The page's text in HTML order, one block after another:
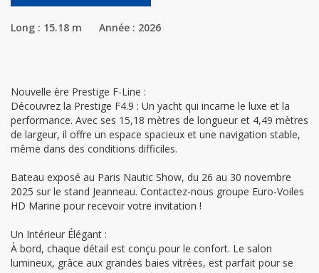
Long : 15.18 m Année : 2026
Nouvelle ère Prestige F-Line :
Découvrez la Prestige F4.9 : Un yacht qui incarne le luxe et la
performance. Avec ses 15,18 mètres de longueur et 4,49 mètres
de largeur, il offre un espace spacieux et une navigation stable,
même dans des conditions difficiles.
Bateau exposé au Paris Nautic Show, du 26 au 30 novembre
2025 sur le stand Jeanneau. Contactez-nous groupe Euro-Voiles
HD Marine pour recevoir votre invitation !
Un Intérieur Élégant :
À bord, chaque détail est conçu pour le confort. Le salon
lumineux, grâce aux grandes baies vitrées, est parfait pour se